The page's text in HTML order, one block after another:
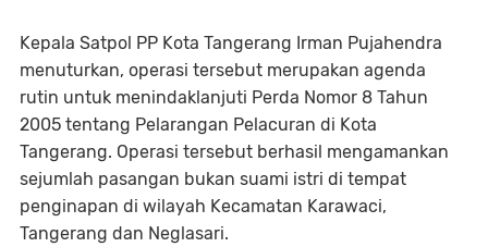
Kepala Satpol PP Kota Tangerang Irman Pujahendra
menuturkan, operasi tersebut merupakan agenda
rutin untuk menindaklanjuti Perda Nomor 8 Tahun
2005 tentang Pelarangan Pelacuran di Kota
Tangerang. Operasi tersebut berhasil mengamankan
sejumlah pasangan bukan suami istri di tempat
penginapan di wilayah Kecamatan Karawaci,
Tangerang dan Neglasari.